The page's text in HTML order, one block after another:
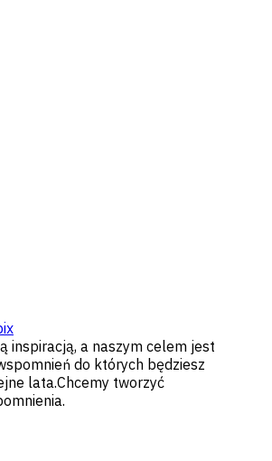
inspiracją, a naszym celem jest
do których będziesz
lata.Chcemy tworzyć